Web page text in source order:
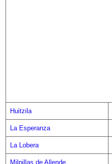
Huitzila
La Esperanza
La Lobera
Milpillas de Allende